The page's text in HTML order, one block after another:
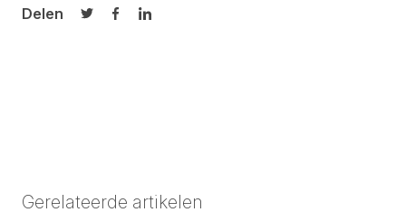
Delen
Delen op Twitter
Delen op Facebook
Delen op LinkedIn
Gerelateerde artikelen